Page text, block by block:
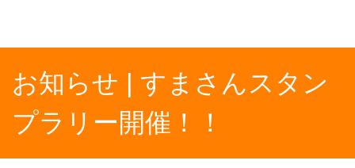
お知らせ | すまさんスタン
プラリー開催！！